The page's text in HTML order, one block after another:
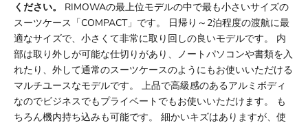
ください。
RIMOWAの最上位モデルの中で最も小さいサイズの
スーツケース「COMPACT」です。 日帰り～2泊程度の渡航に最
適なサイズで、小さくて非常に取り回しの良いモデルです。 内
部は取り外しが可能な仕切りがあり、ノートパソコンや書類を入
れたり、外して通常のスーツケースのようにもお使いいただける
マルチユースなモデルです。 上品で高級感のあるアルミボディ
なのでビジネスでもプライベートでもお使いいただけます。 も
ちろん機内持ち込みも可能です。 細かいキズはありますが、使